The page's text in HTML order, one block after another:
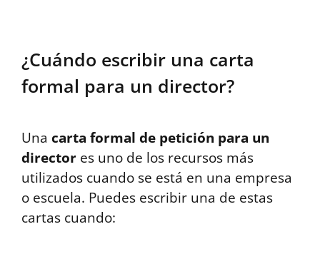
¿Cuándo escribir una carta
formal para un director?
Una carta formal de petición para un
director es uno de los recursos más
utilizados cuando se está en una empresa
o escuela. Puedes escribir una de estas
cartas cuando: